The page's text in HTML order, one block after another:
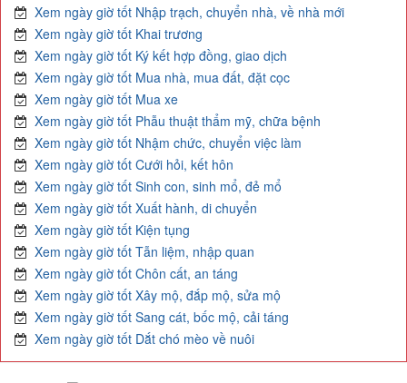
Xem ngày giờ tốt Nhập trạch, chuyển nhà, về nhà mới
Xem ngày giờ tốt Khai trương
Xem ngày giờ tốt Ký kết hợp đồng, giao dịch
Xem ngày giờ tốt Mua nhà, mua đất, đặt cọc
Xem ngày giờ tốt Mua xe
Xem ngày giờ tốt Phẫu thuật thẩm mỹ, chữa bệnh
Xem ngày giờ tốt Nhậm chức, chuyển việc làm
Xem ngày giờ tốt Cưới hỏi, kết hôn
Xem ngày giờ tốt Sinh con, sinh mổ, đẻ mổ
Xem ngày giờ tốt Xuất hành, di chuyển
Xem ngày giờ tốt Kiện tụng
Xem ngày giờ tốt Tẫn liệm, nhập quan
Xem ngày giờ tốt Chôn cất, an táng
Xem ngày giờ tốt Xây mộ, đắp mộ, sửa mộ
Xem ngày giờ tốt Sang cát, bốc mộ, cải táng
Xem ngày giờ tốt Dắt chó mèo về nuôi